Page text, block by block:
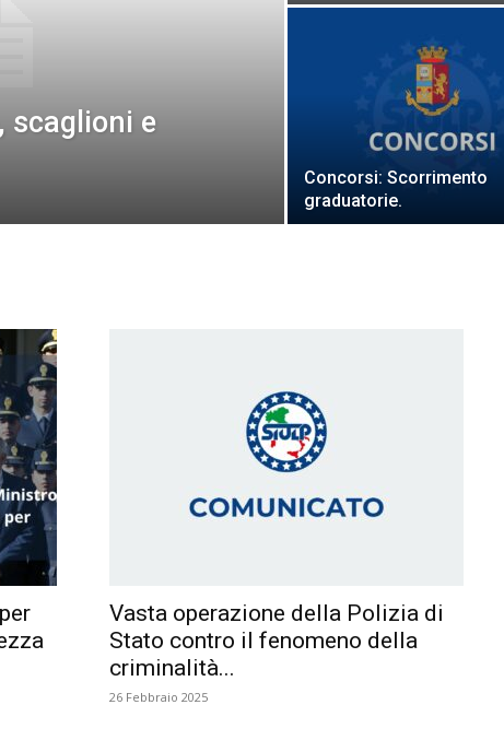
scaglioni e
Concorsi: Scorrimento
graduatorie.
Vasta operazione della Polizia di
Stato contro il fenomeno della
criminalità...
26 Febbraio 2025